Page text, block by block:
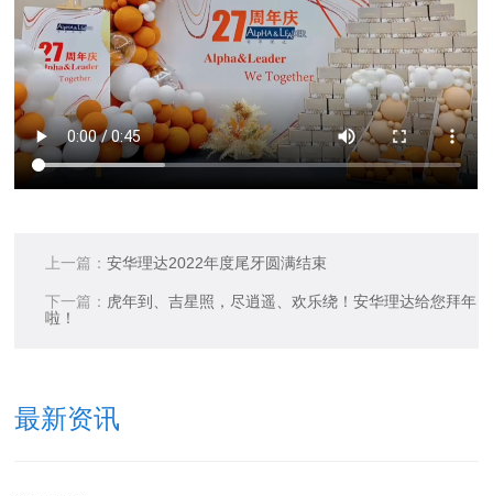
上一篇：安华理达2022年度尾牙圆满结束
下一篇： 虎年到、吉星照，尽逍遥、欢乐绕！安华理达给您拜年
啦！
最新资讯